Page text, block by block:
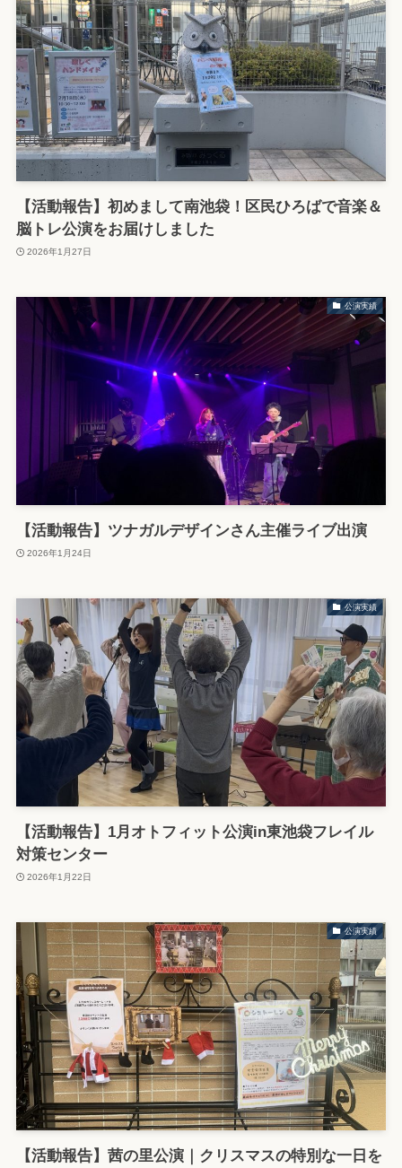
【活動報告】初めまして南池袋！区民ひろばで音楽＆
脳トレ公演をお届けしました
2026年1月27日
公演実績
【活動報告】ツナガルデザインさん主催ライブ出演
2026年1月24日
公演実績
【活動報告】1月オトフィット公演in東池袋フレイル
対策センター
2026年1月22日
公演実績
【活動報告】茜の里公演｜クリスマスの特別な一日を